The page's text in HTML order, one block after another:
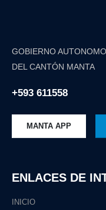
GOBIERNO
DEL CANTÓN MANTA
+593 611558
MANTA APP
ENLACES DE
INICIO